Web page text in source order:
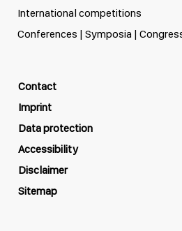
International competitions
Conferences | Symposia |
Contact
Imprint
Data protection
Accessibility
Disclaimer
Sitemap